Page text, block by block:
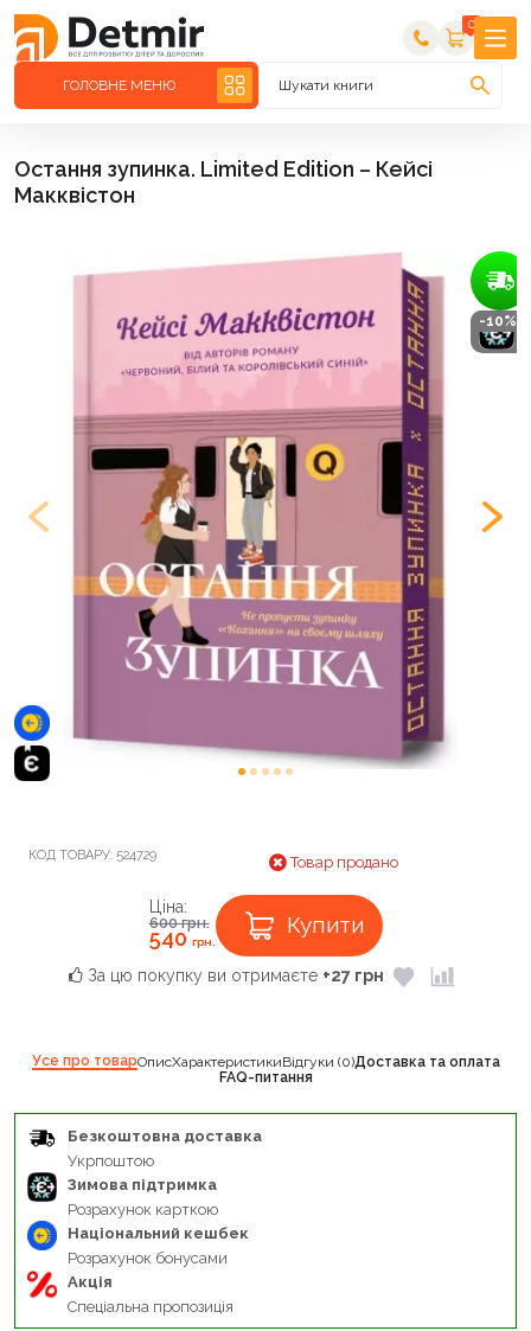
0
ГОЛОВНЕ МЕНЮ Шукати книги
Остання зупинка. Limited Edition – Кейсі
Макквістон
-10%
КОД ТОВАРУ: 524729 Товар продано
Ціна:
600грн.
540грн.
Купити
За цю покупку ви отримаєте +27 грн
Усе про товарОписХарактеристикиВідгуки (0)Доставка та оплата
FAQ-питання
Безкоштовна доставка
Укрпоштою
Зимова підтримка
Розрахунок карткою
Національний кешбек
Розрахунок бонусами
Акція
Спеціальна пропозиція